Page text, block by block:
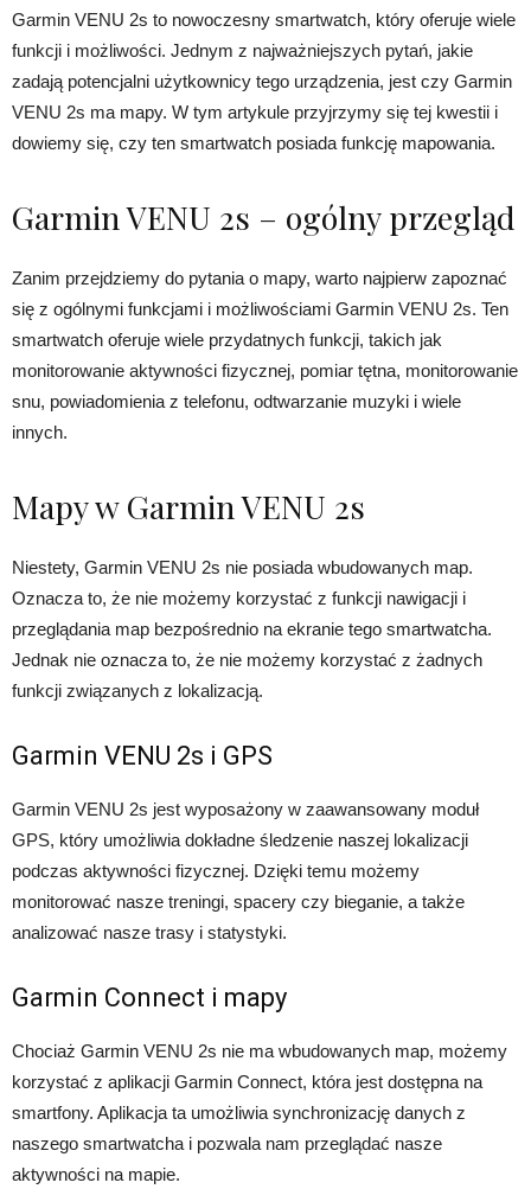
Garmin VENU 2s to nowoczesny smartwatch, który oferuje wiele
funkcji i możliwości. Jednym z najważniejszych pytań, jakie
zadają potencjalni użytkownicy tego urządzenia, jest czy Garmin
VENU 2s ma mapy. W tym artykule przyjrzymy się tej kwestii i
dowiemy się, czy ten smartwatch posiada funkcję mapowania.
Garmin VENU 2s – ogólny przegląd
Zanim przejdziemy do pytania o mapy, warto najpierw zapoznać
się z ogólnymi funkcjami i możliwościami Garmin VENU 2s. Ten
smartwatch oferuje wiele przydatnych funkcji, takich jak
monitorowanie aktywności fizycznej, pomiar tętna, monitorowanie
snu, powiadomienia z telefonu, odtwarzanie muzyki i wiele
innych.
Mapy w Garmin VENU 2s
Niestety, Garmin VENU 2s nie posiada wbudowanych map.
Oznacza to, że nie możemy korzystać z funkcji nawigacji i
przeglądania map bezpośrednio na ekranie tego smartwatcha.
Jednak nie oznacza to, że nie możemy korzystać z żadnych
funkcji związanych z lokalizacją.
Garmin VENU 2s i GPS
Garmin VENU 2s jest wyposażony w zaawansowany moduł
GPS, który umożliwia dokładne śledzenie naszej lokalizacji
podczas aktywności fizycznej. Dzięki temu możemy
monitorować nasze treningi, spacery czy bieganie, a także
analizować nasze trasy i statystyki.
Garmin Connect i mapy
Chociaż Garmin VENU 2s nie ma wbudowanych map, możemy
korzystać z aplikacji Garmin Connect, która jest dostępna na
smartfony. Aplikacja ta umożliwia synchronizację danych z
naszego smartwatcha i pozwala nam przeglądać nasze
aktywności na mapie.